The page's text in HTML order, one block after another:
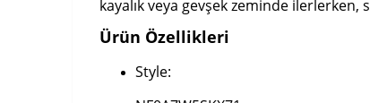
kayalık veya gevşek zeminde ilerlerken,
Ürün Özellikleri
Style: